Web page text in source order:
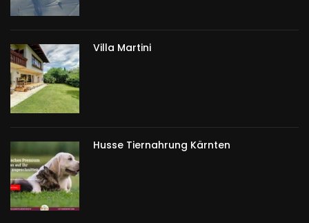
Villa Martini
Husse Tiernahrung Kärnten